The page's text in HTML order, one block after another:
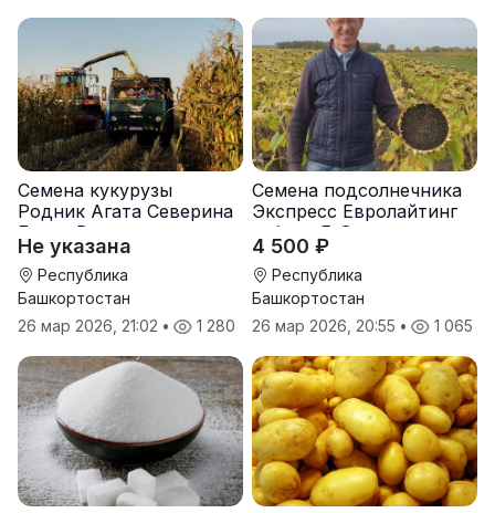
Семена кукурузы
Родник Агата Северина
Берта Вилора
Прохладненский Дарина
Росс Машук Катерина
Не указана
Республика
Башкортостан
26 мар 2026, 21:02 • 1 280
Семена подсолнечника
Экспресс Евролайтинг
гибрид F-G+
4 500 ₽
Республика
Башкортостан
26 мар 2026, 20:55 • 1 065